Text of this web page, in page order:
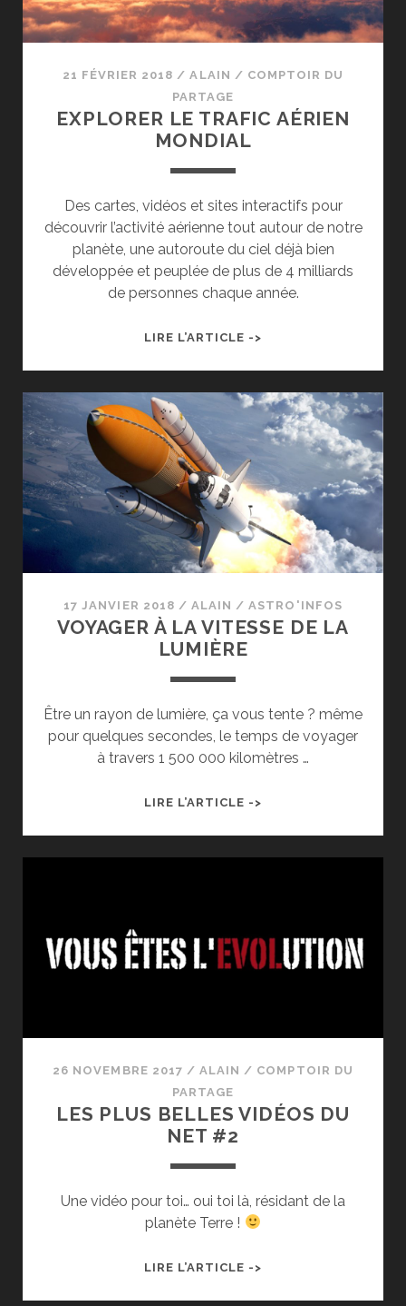
21 FÉVRIER 2018 /ALAIN / COMPTOIR DU
PARTAGE
EXPLORER LE TRAFIC AÉRIEN
MONDIAL
Des cartes, vidéos et sites interactifs pour
découvrir l’activité aérienne tout autour de notre
planète, une autoroute du ciel déjà bien
développée et peuplée de plus de 4 milliards
de personnes chaque année.
LIRE L’ARTICLE ->
AÉRIEN
MONDIAL
17 JANVIER 2018 / ALAIN /ASTRO'INFOS
VOYAGER À LA VITESSE DE LA
LUMIÈRE
Être un rayon de lumière, ça vous tente ? même
pour quelques secondes, le temps de voyager
à travers 1 500 000 kilomètres …
LIRE L’ARTICLE ->
26 NOVEMBRE 2017 / ALAIN / COMPTOIR DU
PARTAGE
LES PLUS BELLES VIDÉOS DU
NET #2
Une vidéo pour toi… oui toi là, résidant de la
planète Terre !
LIRE L’ARTICLE ->